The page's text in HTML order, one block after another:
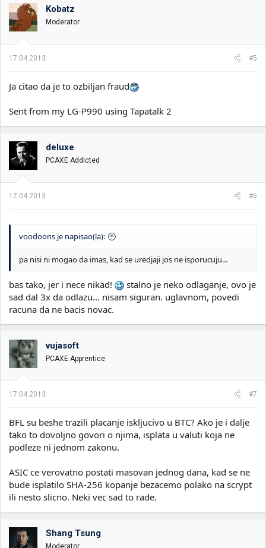
Kobatz
Moderator
17.04.2013. #5
Ja citao da je to ozbiljan fraud
Sent from my LG-P990 using Tapatalk 2
deluxe
PCAXE Addicted
17.04.2013. #6
voodoons je napisao(la):
pa nisi ni mogao da imas, kad se uredjaji jos ne isporucuju...
bas tako, jer i nece nikad!
stalno je neko odlaganje, ovo je
sad dal 3x da odlazu... nisam siguran. uglavnom, povedi
racuna da ne bacis novac.
vujasoft
PCAXE Apprentice
17.04.2013. #7
BFL su beshe trazili placanje iskljucivo u BTC? Ako je i dalje
tako to dovoljno govori o njima, isplata u valuti koja ne
podleze ni jednom zakonu.
ASIC ce verovatno postati masovan jednog dana, kad se ne
bude isplatilo SHA-256 kopanje bezacemo polako na scrypt
ili nesto slicno. Neki vec sad to rade.
Shang Tsung
Moderator